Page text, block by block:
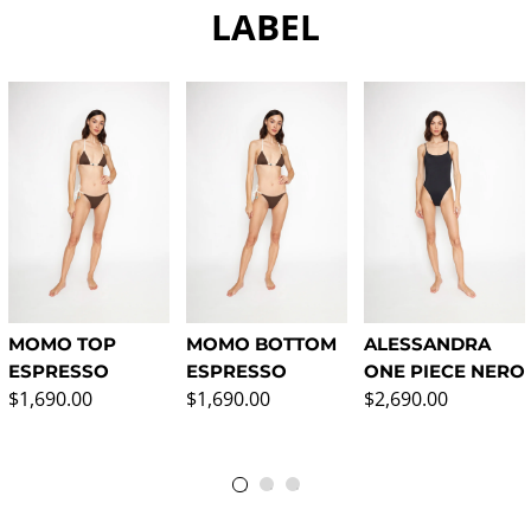
LABEL
MOMO TOP
ESPRESSO
Precio normal
$1,690.00
MOMO BOTTOM
ESPRESSO
Precio normal
$1,690.00
ALESSANDRA
ONE PIECE NERO
Precio normal
$2,690.00